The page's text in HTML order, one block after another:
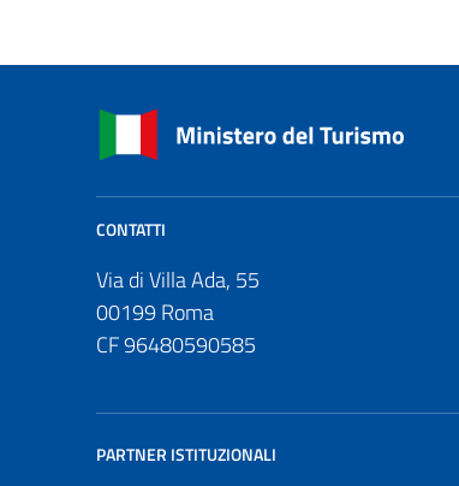
CONTATTI
Via di Villa Ada, 55
00199 Roma
CF 96480590585
PARTNER ISTITUZIONALI